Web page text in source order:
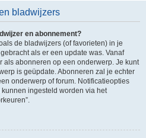
bladwijzers
en abonnement?
de bladwijzers (of favorieten) in je
als er een update was. Vanaf
als abonneren op een onderwerp. Je kunt
is geüpdate. Abonneren zal je echter
onderwerp of forum. Notificatieopties
ingesteld worden via het